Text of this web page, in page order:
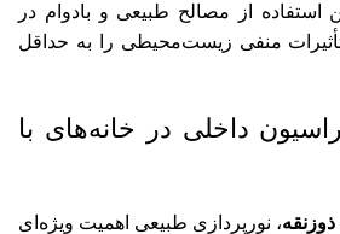
از مصالح طبیعی و بادوام در
منفی زیست‌محیطی را به حداقل
داخلی در خانه‌های با
ذوزنقه، نورپردازی طبیعی اهمیت ویژه‌ای